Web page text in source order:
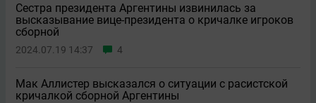
Сестра президента Аргентины извинилась за
высказывание вице-президента о кричалке игроков
сборной
2024.07.19 14:37 4
Мак Аллистер высказался о ситуации с расистской
кричалкой сборной Аргентины